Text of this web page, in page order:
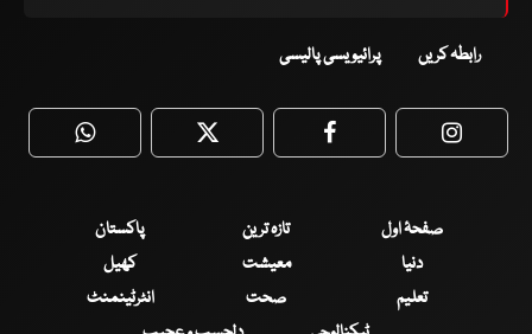
رابطہ کریں پرائیویسی پالیسی
WhatsApp Twitter Facebook
صفحۂ اول تازہ ترین
پاکستان
دنیا
معیشت
کھیل
تعلیم
صحت
انٹرٹینمنٹ